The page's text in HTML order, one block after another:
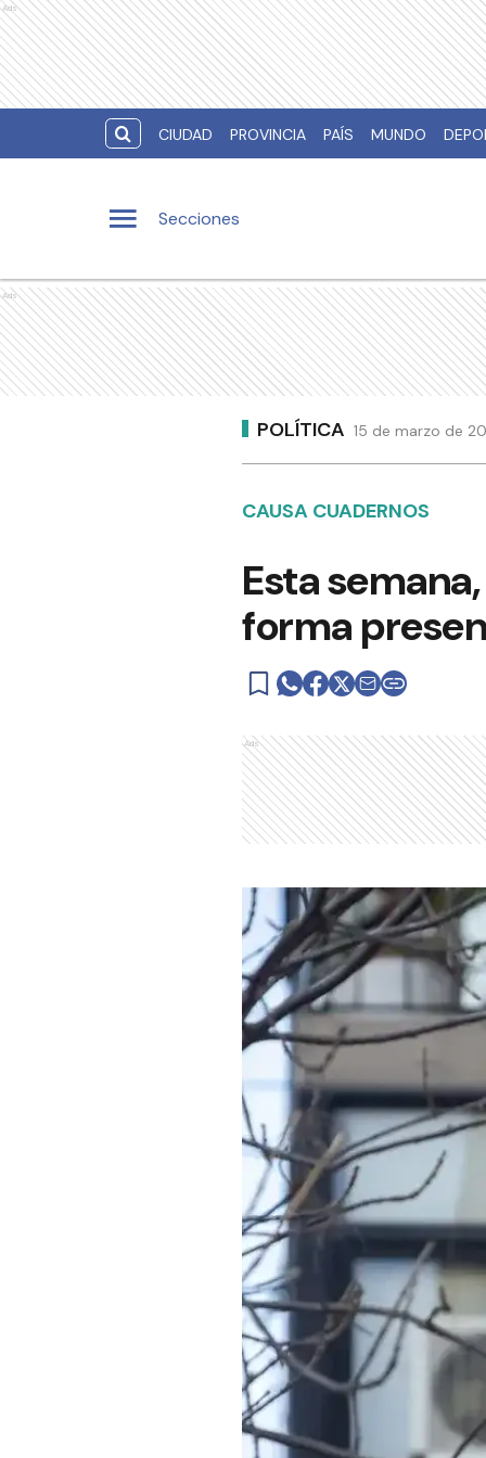
Ads
CIUDAD PROVINCIA PAÍS MUNDO
Secciones
Ads
POLÍTICA 15 de marzo de
CAUSA CUADERNOS
Esta
forma
Ads